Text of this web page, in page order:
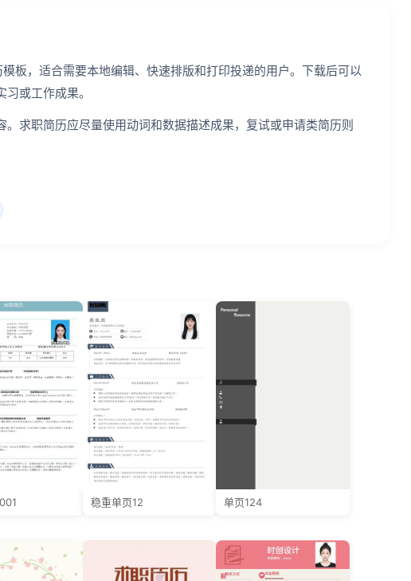
板，适合需要本地编辑、快速排版和打印投递的用户。下载后可以
或工作成果。
求职简历应尽量使用动词和数据描述成果，复试或申请类简历则
稳重单页12 单页124